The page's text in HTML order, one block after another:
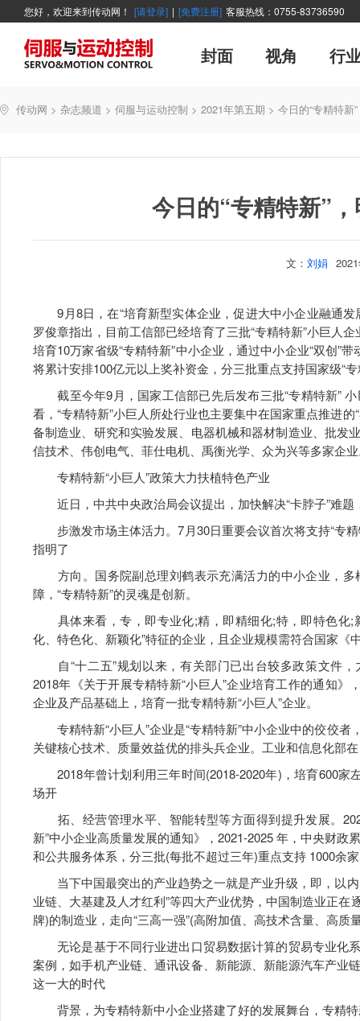
您好，欢迎来到传动网！ [请登录] | [免费注册] 客服热线：0755-83736590
封面 视角
产业活动
行
企业管理
智能制造
技术与应用
传动网 > 杂志频道 > 伺服与运动控制 > 2021年第五期 > 今日的“专精特新
今日的“专精特新”
文： 刘娟
9月8日，在“培育新型实体企业，促进大中小企业融通发
罗俊章指出，目前工信部已经培育了三批“专精特新”小巨人
培育10万家省级“专精特新”中小企业，通过中小企业“双创”
将累计安排100亿元以上奖补资金，分三批重点支持国家级“
截至今年9月，国家工信部已先后发布三批“专精特新”
看，“专精特新”小巨人所处行业也主要集中在国家重点推进
备制造业、研究和实验发展、电器机械和器材制造业、批发
信技术、伟创电气、菲仕电机、禹衡光学、众为兴等多家企
专精特新“小巨人”政策大力扶植特色产业
近日，中共中央政治局会议提出，加快解决“卡脖子”难题
步激发市场主体活力。7月30日重要会议首次将支持“专
指明了
方向。国务院副总理刘鹤表示充满活力的中小企业，多
障，“专精特新”的灵魂是创新。
具体来看，专，即专业化;精，即精细化;特，即特色化;
化、特色化、新颖化”特征的企业，且企业规模需符合国家
自“十二五”规划以来，有关部门已出台较多政策文件，
2018年《关于开展专精特新“小巨人”企业培育工作的通知
企业及产品基础上，培育一批专精特新“小巨人”企业。
专精特新“小巨人”企业是“专精特新”中小企业中的佼佼者
关键核心技术、质量效益优的排头兵企业。工业和信息化部在
2018年曾计划利用三年时间(2018-2020年)，培育600家
场开
拓、经营管理水平、智能转型等方面得到提升发展。
新”中小企业高质量发展的通知》，2021-2025 年，中央财
和公共服务体系，分三批(每批不超过三年)重点支持 1000余
当下中国最突出的产业趋势之一就是产业升级，即，以内
业链、大基建及人才红利”等四大产业优势，中国制造业正在
牌)的制造业，走向“三高一强”(高附加值、高技术含量、高质
无论是基于不同行业进出口贸易数据计算的贸易专业化
案例，如手机产业链、通讯设备、新能源、新能源汽车产业
这一大的时代
背景，为专精特新中小企业搭建了好的发展舞台，专精特